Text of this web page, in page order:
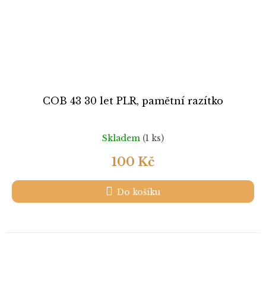
COB 43 30 let PLR, pamětní razítko
Skladem (1 ks)
100 Kč
Do košíku